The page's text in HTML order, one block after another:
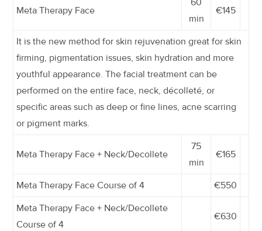
Meta Therapy Face
min
€145
It is the new method for skin rejuvenation great for skin
firming, pigmentation issues, skin hydration and more
youthful appearance. The facial treatment can be
performed on the entire face, neck, décolleté, or
specific areas such as deep or fine lines, acne scarring
or pigment marks.
Meta Therapy Face + Neck/Decollete
75
min
€165
Meta Therapy Face Course of 4
€550
Meta Therapy Face + Neck/Decollete
Course of 4
€630